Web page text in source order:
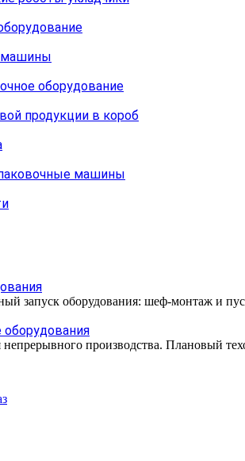
машины
оборудование
продукции в короб
машины
запуск оборудования: шеф-монтаж и
производства. Плановый